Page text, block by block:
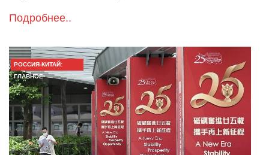
Подробнее..
РОССИЯ-КИТАЙ:
ГЛАВНОЕ